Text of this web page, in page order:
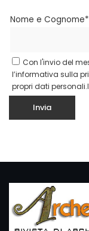
Nome e Cognome*
Con l'invio del
l’informativa sulla
propri dati personali.